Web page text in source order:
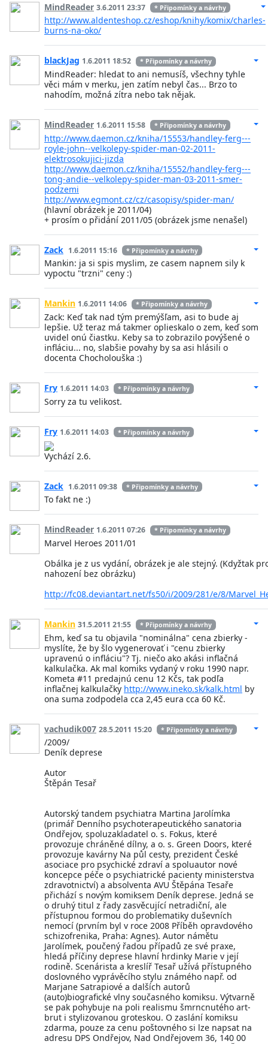
MindReader 3.6.2011 23:37 * Připomínky a návrhy
http://www.aldenteshop.cz/eshop/knihy/komix/charles-
burns-na-oko/
blackJag 1.6.2011 18:52 * Připomínky a návrhy
MindReader: hledat to ani nemusíš, všechny tyhle
věci mám v merku, jen zatím nebyl čas... Brzo to
nahodím, možná zítra nebo tak nějak.
MindReader 1.6.2011 15:58 * Připomínky a návrhy
http://www.daemon.cz/kniha/15553/handley-ferg---
royle-john--velkolepy-spider-man-02-2011-
elektrosokujici-jizda
http://www.daemon.cz/kniha/15552/handley-ferg---
tong-andie--velkolepy-spider-man-03-2011-smer-
podzemi
http://www.egmont.cz/cz/casopisy/spider-man/
(hlavní obrázek je 2011/04)
+ prosím o přidání 2011/05 (obrázek jsme nenašel)
Zack 1.6.2011 15:16 * Připomínky a návrhy
Mankin: ja si spis myslim, ze casem napnem sily k
vypoctu "trzni" ceny :)
Mankin 1.6.2011 14:06 * Připomínky a návrhy
Zack: Keď tak nad tým premýšľam, asi to bude aj
lepšie. Už teraz má takmer oplieskalo o zem, keď som
uvidel onú čiastku. Keby sa to zobrazilo povýšené o
infláciu... no, slabšie povahy by sa asi hlásili o
docenta Chocholouška :)
Fry 1.6.2011 14:03 * Připomínky a návrhy
Sorry za tu velikost.
Fry 1.6.2011 14:03 * Připomínky a návrhy
Vychází 2.6.
Zack 1.6.2011 09:38 * Připomínky a návrhy
To fakt ne :)
MindReader 1.6.2011 07:26 * Připomínky a návrhy
Marvel Heroes 2011/01
Obálka je z us vydání, obrázek je ale stejný. (Kdyžtak
nahození bez obrázku)
http://fc08.deviantart.net/fs50/i/2009/281/e/8/
Mankin 31.5.2011 21:55 * Připomínky a návrhy
Ehm, keď sa tu objavila "nominálna" cena zbierky -
myslíte, že by šlo vygenerovať i "cenu zbierky
upravenú o infláciu"? Tj. niečo ako akási inflačná
kalkulačka. Ak mal komiks vydaný v roku 1990 napr.
Kometa #11 predajnú cenu 12 Kčs, tak podľa
inflačnej kalkulačky http://www.ineko.sk/kalk.html by
ona suma zodpodela cca 2,45 eura cca 60 Kč.
vachudik007 28.5.2011 15:20 * Připomínky a návrhy
/2009/
Deník deprese
Autor
Štěpán Tesař
Autorský tandem psychiatra Martina Jarolímka
(primář Denního psychoterapeutického sanatoria
Ondřejov, spoluzakladatel o. s. Fokus, které
provozuje chráněné dílny, a o. s. Green Doors, které
provozuje kavárny Na půl cesty, prezident České
asociace pro psychické zdraví a spoluautor nové
koncepce péče o psychiatrické pacienty ministerstva
zdravotnictví) a absolventa AVU Štěpána Tesaře
přichází s novým komiksem Deník deprese. Jedná se
o druhý titul z řady zasvěcující netradiční, ale
přístupnou formou do problematiky duševních
nemocí (prvním byl v roce 2008 Příběh opravdového
schizofrenika, Praha: Agnes). Autor námětu
Jarolímek, poučený řadou případů ze své praxe,
hledá příčiny deprese hlavní hrdinky Marie v její
rodině. Scenárista a kreslíř Tesař užívá přístupného
doslovného vyprávěcího stylu známého např. od
Marjane Satrapiové a dalších autorů
(auto)biografické vlny současného komiksu. Výtvarně
se pak pohybuje na poli realismu šmrncnutého art-
brut i stylizovanou groteskou. O zaslání komiksu
zdarma, pouze za cenu poštovného si lze napsat na
adresu DPS Ondřejov, Nad Ondřejovem 36, 140 00